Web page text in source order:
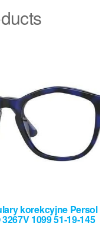
korekcyjne Persol
3267V 1099 51-19-145